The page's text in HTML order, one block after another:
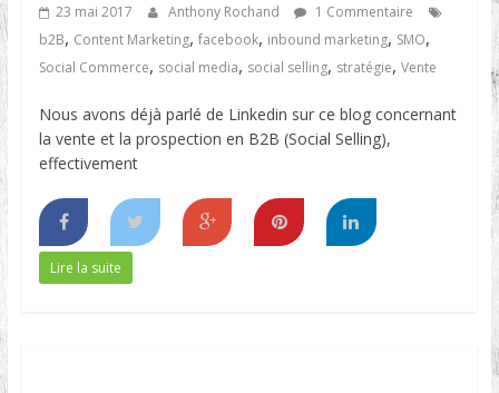
23 mai 2017 Anthony Rochand
1 Commentaire
b2B, Content Marketing, facebook, inbound marketing, SMO,
Social Commerce, social media, social selling, stratégie, Vente
Nous avons déjà parlé de Linkedin sur ce blog concernant
la vente et la prospection en B2B (Social Selling),
effectivement
Lire la suite